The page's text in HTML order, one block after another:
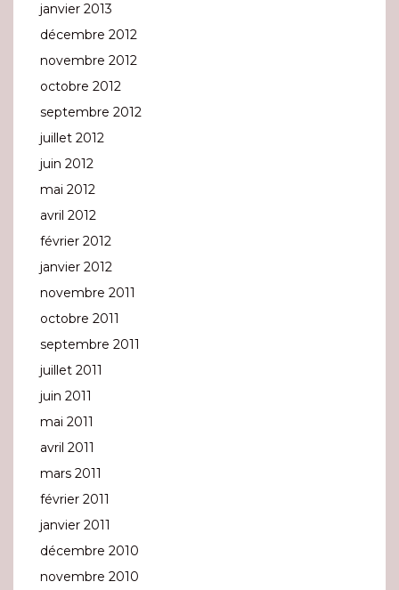
janvier 2013
décembre 2012
novembre 2012
octobre 2012
septembre 2012
juillet 2012
juin 2012
mai 2012
avril 2012
février 2012
janvier 2012
novembre 2011
octobre 2011
septembre 2011
juillet 2011
juin 2011
mai 2011
avril 2011
mars 2011
février 2011
janvier 2011
décembre 2010
novembre 2010